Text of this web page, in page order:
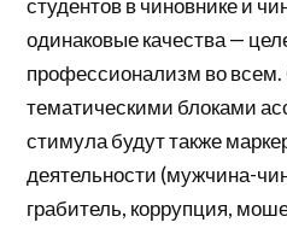
студентов в чиновнике и
одинаковые качества —
профессионализм во
тематическими блоками
стимула будут также
деятельности (мужчина-
грабитель, коррупция,